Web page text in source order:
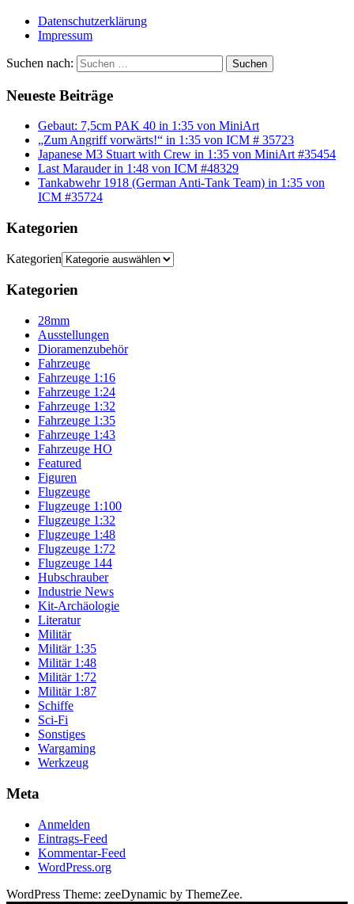
Datenschutzerklärung
Impressum
Suchen nach: Suchen
Neueste Beiträge
Gebaut: 7,5cm PAK 40 in 1:35 von MiniArt
„Zum Angriff vorwärts!“ in 1:35 von ICM # 35723
Japanese M3 Stuart with Crew in 1:35 von MiniArt #35454
Last Marauder in 1:48 von ICM #48329
Tankabwehr 1918 (German Anti-Tank Team) in 1:35 von
ICM #35724
Kategorien
Kategorien
Kategorien
28mm
Ausstellungen
Dioramenzubehör
Fahrzeuge
Fahrzeuge 1:16
Fahrzeuge 1:24
Fahrzeuge 1:32
Fahrzeuge 1:35
Fahrzeuge 1:43
Fahrzeuge HO
Featured
Figuren
Flugzeuge
Flugzeuge 1:100
Flugzeuge 1:32
Flugzeuge 1:48
Flugzeuge 1:72
Flugzeuge 144
Hubschrauber
Industrie News
Kit-Archäologie
Literatur
Militär
Militär 1:35
Militär 1:48
Militär 1:72
Militär 1:87
Schiffe
Sci-Fi
Sonstiges
Wargaming
Werkzeug
Meta
Anmelden
Eintrags-Feed
Kommentar-Feed
WordPress.org
WordPress Theme: zeeDynamic by ThemeZee.